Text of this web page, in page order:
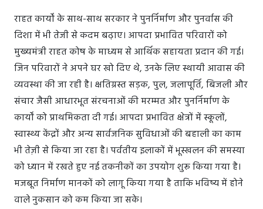
राहत कार्यों के साथ-साथ सरकार ने पुनर्निर्माण और पुनर्वास की
दिशा में भी तेजी से कदम बढ़ाए। आपदा प्रभावित परिवारों को
मुख्यमंत्री राहत कोष के माध्यम से आर्थिक सहायता प्रदान की गई।
जिन परिवारों ने अपने घर खो दिए थे, उनके लिए स्थायी आवास की
व्यवस्था की जा रही है। क्षतिग्रस्त सड़क, पुल, जलापूर्ति, बिजली और
संचार जैसी आधारभूत संरचनाओं की मरम्मत और पुनर्निर्माण के
कार्यों को प्राथमिकता दी गई। आपदा प्रभावित क्षेत्रों में स्कूलों,
स्वास्थ्य केंद्रों और अन्य सार्वजनिक सुविधाओं की बहाली का काम
भी तेज़ी से किया जा रहा है। पर्वतीय इलाकों में भूस्खलन की समस्या
को ध्यान में रखते हुए नई तकनीकों का उपयोग शुरू किया गया है।
मजबूत निर्माण मानकों को लागू किया गया है ताकि भविष्य में होने
वाले नुकसान को कम किया जा सके।